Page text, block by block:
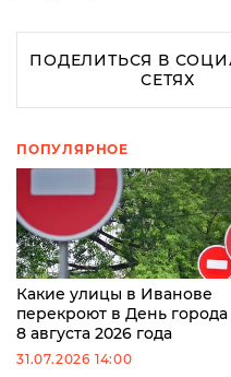
ПОДЕЛИТЬСЯ В
СЕТЯХ
ПОПУЛЯРНОЕ
Какие улицы в Иванове
перекроют в День города
8 августа 2026 года
31.07.2026 14:00